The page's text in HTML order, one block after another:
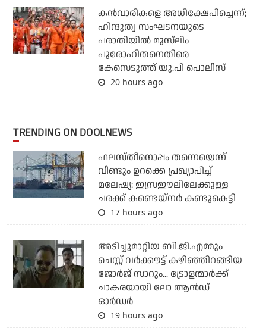
കന്‍വാരികളെ അധിക്ഷേപിച്ചെന്ന്;
ഹിന്ദുത്വ സംഘടനയുടെ
പരാതിയില്‍ മുസ്‌ലിം
പുരോഹിതനെതിരെ
കേസെടുത്ത് യു.പി പൊലീസ്
20 hours ago
TRENDING ON DOOLNEWS
ഫലസ്തീനൊപ്പം തന്നെയെന്ന്
വീണ്ടും ഉറക്കെ പ്രഖ്യാപിച്ച്
മലേഷ്യ: ഇസ്രഈലിലേക്കുള്ള
ചരക്ക് കണ്ടെയ്‌നര്‍ കണ്ടുകെട്ടി
17 hours ago
അടിച്ചുമാറ്റിയ ബി.ജി.എമ്മും
ചെസ്റ്റ് വര്‍ക്കൗട്ട് കഴിഞ്ഞിറങ്ങിയ
ജോര്‍ജ് സാറും... ട്രോളന്മാര്‍ക്ക്
ചാകരയായി ലോ ആന്‍ഡ്
ഓര്‍ഡര്‍
19 hours ago